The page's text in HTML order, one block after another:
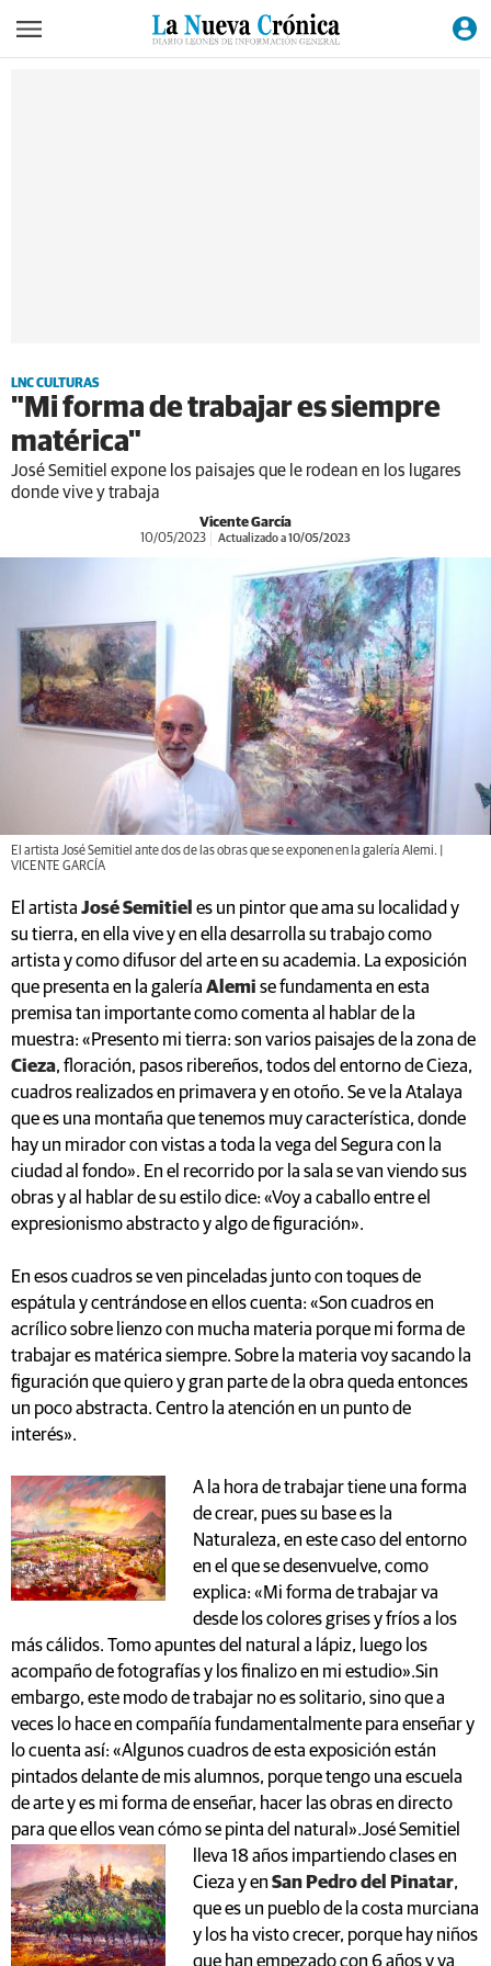
LNC CULTURAS
"Mi forma de trabajar es siempre
matérica"
José Semitiel expone los paisajes que le rodean en los lugares
donde vive y trabaja
Vicente García
10/05/2023 Actualizado a 10/05/2023
El artista José Semitiel ante dos de las obras que se exponen en la galería Alemi. |
VICENTE GARCÍA
El artista José Semitiel es un pintor que ama su localidad y
su tierra, en ella vive y en ella desarrolla su trabajo como
artista y como difusor del arte en su academia. La exposición
que presenta en la galería Alemi se fundamenta en esta
premisa tan importante como comenta al hablar de la
muestra: «Presento mi tierra: son varios paisajes de la zona de
Cieza, floración, pasos ribereños, todos del entorno de Cieza,
cuadros realizados en primavera y en otoño. Se ve la Atalaya
que es una montaña que tenemos muy característica, donde
hay un mirador con vistas a toda la vega del Segura con la
ciudad al fondo». En el recorrido por la sala se van viendo sus
obras y al hablar de su estilo dice: «Voy a caballo entre el
expresionismo abstracto y algo de figuración».
En esos cuadros se ven pinceladas junto con toques de
espátula y centrándose en ellos cuenta: «Son cuadros en
acrílico sobre lienzo con mucha materia porque mi forma de
trabajar es matérica siempre. Sobre la materia voy sacando la
figuración que quiero y gran parte de la obra queda entonces
un poco abstracta. Centro la atención en un punto de
interés».
A la hora de trabajar tiene una forma
de crear, pues su base es la
Naturaleza, en este caso del entorno
en el que se desenvuelve, como
explica: «Mi forma de trabajar va
desde los colores grises y fríos a los
más cálidos. Tomo apuntes del natural a lápiz, luego los
acompaño de fotografías y los finalizo en mi estudio».Sin
embargo, este modo de trabajar no es solitario, sino que a
veces lo hace en compañía fundamentalmente para enseñar y
lo cuenta así: «Algunos cuadros de esta exposición están
pintados delante de mis alumnos, porque tengo una escuela
de arte y es mi forma de enseñar, hacer las obras en directo
para que ellos vean cómo se pinta del natural».José Semitiel
lleva 18 años impartiendo clases en
Cieza y enSan Pedro del Pinatar,
que es un pueblo de la costa murciana
y los ha visto crecer, porque hay niños
que han empezado con 6 años y ya